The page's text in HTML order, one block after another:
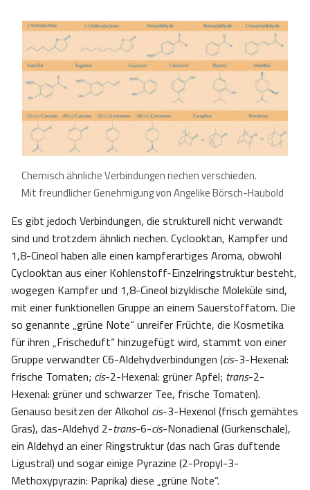
Chemisch ähnliche Verbindungen riechen verschieden.
Mit freundlicher Genehmigung von Angelike Börsch-Haubold
Es gibt jedoch Verbindungen, die strukturell nicht verwandt
sind und trotzdem ähnlich riechen. Cyclooktan, Kampfer und
1,8-Cineol haben alle einen kampferartiges Aroma, obwohl
Cyclooktan aus einer Kohlenstoff-Einzelringstruktur besteht,
wogegen Kampfer und 1,8-Cineol bizyklische Moleküle sind,
mit einer funktionellen Gruppe an einem Sauerstoffatom. Die
so genannte „grüne Note“ unreifer Früchte, die Kosmetika
für ihren „Frischeduft“ hinzugefügt wird, stammt von einer
Gruppe verwandter C6-Aldehydverbindungen (cis-3-Hexenal:
frische Tomaten; cis-2-Hexenal: grüner Apfel; trans-2-
Hexenal: grüner und schwarzer Tee, frische Tomaten).
Genauso besitzen der Alkohol cis-3-Hexenol (frisch gemähtes
Gras), das-Aldehyd 2-trans-6-cis-Nonadienal (Gurkenschale),
ein Aldehyd an einer Ringstruktur (das nach Gras duftende
Ligustral) und sogar einige Pyrazine (2-Propyl-3-
Methoxypyrazin: Paprika) diese „grüne Note“.